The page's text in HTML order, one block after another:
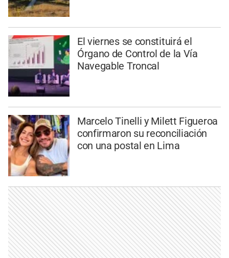
El viernes se constituirá el
Órgano de Control de la Vía
Navegable Troncal
Marcelo Tinelli y Milett Figueroa
confirmaron su reconciliación
con una postal en Lima